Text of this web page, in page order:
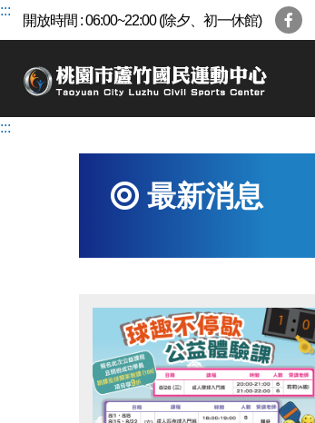
跳
區
:::
開放時間 : 06:00~22:00 (除夕、初一休館)
:::
最新消息